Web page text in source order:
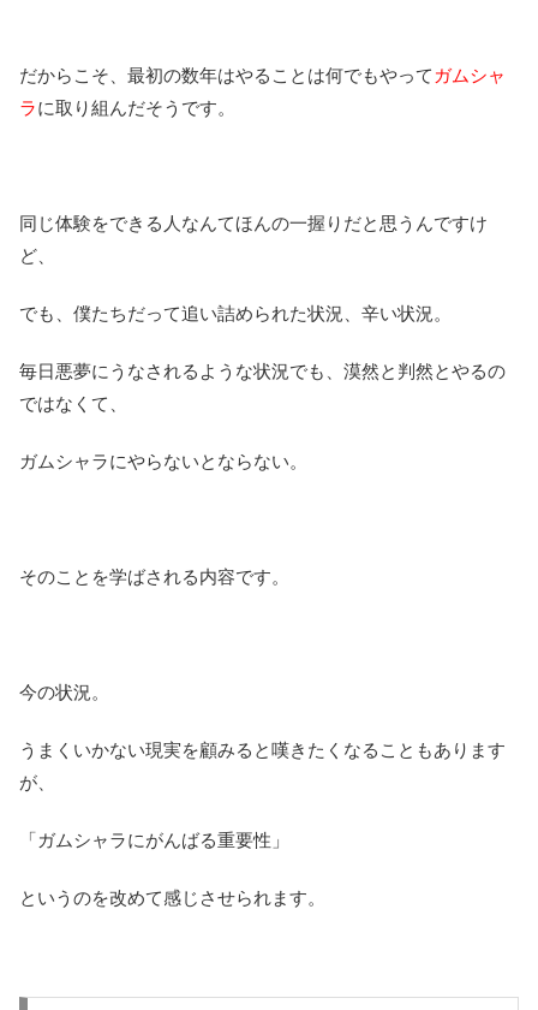
だからこそ、最初の数年はやることは何でもやって ガムシャ
ラに取り組んだそうです。
同じ体験をできる人なんてほんの一握りだと思うんですけ
ど、
でも、僕たちだって追い詰められた状況、辛い状況。
毎日悪夢にうなされるような状況でも、漠然と判然とやるの
ではなくて、
ガムシャラにやらないとならない。
そのことを学ばされる内容です。
今の状況。
うまくいかない現実を顧みると嘆きたくなることもあります
が、
「ガムシャラにがんばる重要性」
というのを改めて感じさせられます。